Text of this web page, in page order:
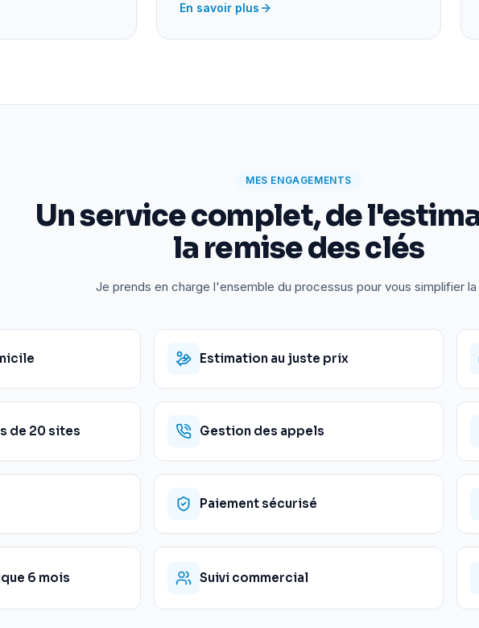
En savoir plus
MES ENGAGEMENTS
Un service complet, de
la remise des clés
Je prends en charge l'ensemble du processus pour vous simplifier la
Estimation au juste prix
de 20 sites Gestion des appels
Paiement sécurisé
6 mois Suivi commercial